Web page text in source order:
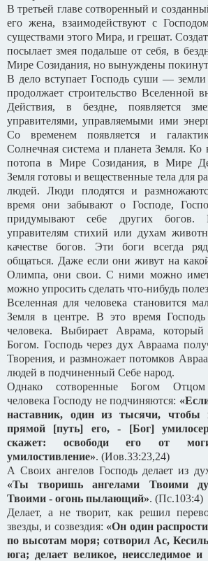
В третьей главе сотворенный и
его жена, взаимодействуют с
существами этого Мира, и грешат.
посылает змея подальше от себя, в
Мире Созидания, но вынуждены
В дело вступает Господь суши —
продолжает строительство Вселенной
Действия, в бездне, появляется
управителями, управляемыми ими
Со временем появляется и
Солнечная система и планета Земля. Ко
потопа в Мире Созидания, в Мире
Земля готовы и вещественные тела для
людей. Люди плодятся и
время они забывают о Господе,
придумывают себе других
управителям стихий или духам
качестве богов. Эти боги всегда
общаться. Даже если они живут на
Олимпа, они свои. С ними можно
можно упросить сделать что-нибудь
Вселенная для человека становится
Земля в центре. В это время
человека. Выбирает Аврама,
Богом. Господь через дух Авраама
Творения, и размножает потомков
людей в подчиненный Себе народ.
Однако сотворенные Богом Отцом
человека Господу не подчиняются:
наставник, один из тысячи, чтобы
прямой [путь] его, - [Бог]
скажет: освободи его от
умилостивление». (Иов.33:23,24)
А Своих ангелов Господь делает из
«Ты творишь ангелами Твоими
Твоими - огонь пылающий». (Пс.103:4)
Делает, а не творит, как решил
звезды, и созвездия: «Он один
по высотам моря; сотворил Ас,
юга; делает великое, неисследимое и